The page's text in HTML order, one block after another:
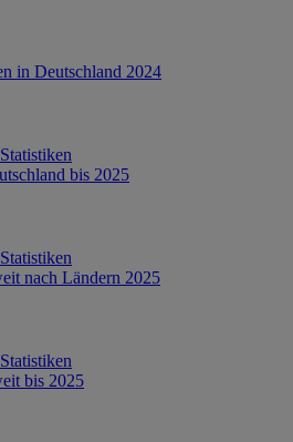
in Deutschland 2024
bis 2025
nach Ländern 2025
bis 2025